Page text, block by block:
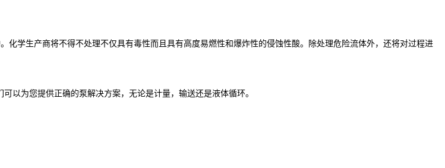
学生产商将不得不处理不仅具有毒性而且具有高度易燃性和爆炸性的侵蚀性酸。除处理危险流体外，还将对过程进
以为您提供正确的泵解决方案，无论是计量，输送还是液体循环。